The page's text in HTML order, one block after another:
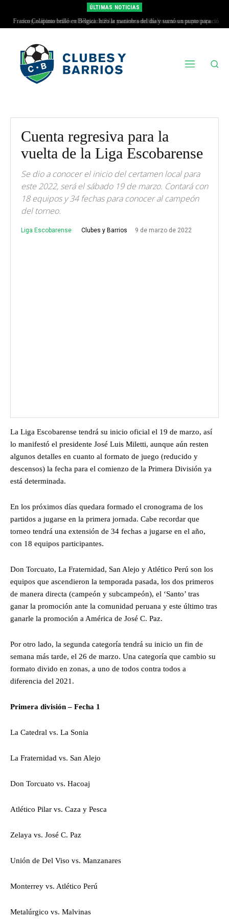
ÚLTIMAS NOTICIAS
Franco Colapinto brilló en Bélgica: hizo la maniobra del día y sumó un punto para
Alpine
Juegos Bonaerenses: el Futsal de Pilar ya tiene semifinalistas tras una participación
récord
Cuenta regresiva para la
vuelta de la Liga Escobarense
Se dio a conocer el inicio del certamen local para
este 2022, será el sábado 19 de marzo. Contará con
18 equipos y 34 fechas para conocer al campeón
del torneo.
Liga Escobarense Clubes y Barrios 9 de marzo de 2022
La Liga Escobarense tendrá su inicio oficial el 19 de marzo, así
lo manifestó el presidente José Luis Miletti, aunque aún resten
algunos detalles en cuanto al formato de juego (reducido y
descensos) la fecha para el comienzo de la Primera División ya
está determinada.
En los próximos días quedara formado el cronograma de los
partidos a jugarse en la primera jornada. Cabe recordar que
torneo tendrá una extensión de 34 fechas a jugarse en el año,
con 18 equipos participantes.
Don Torcuato, La Fraternidad, San Alejo y Atlético Perú son los
equipos que ascendieron la temporada pasada, los dos primeros
de manera directa (campeón y subcampeón), el ‘Santo’ tras
ganar la promoción ante la comunidad peruana y este último tras
ganarle la promoción a América de José C. Paz.
Por otro lado, la segunda categoría tendrá su inicio un fin de
semana más tarde, el 26 de marzo. Una categoría que cambio su
formato divido en zonas, a uno de todos contra todos a
diferencia del 2021.
Primera división – Fecha 1
La Catedral vs. La Sonia
La Fraternidad vs. San Alejo
Don Torcuato vs. Hacoaj
Atlético Pilar vs. Caza y Pesca
Zelaya vs. José C. Paz
Unión de Del Viso vs. Manzanares
Monterrey vs. Atlético Perú
Metalúrgico vs. Malvinas